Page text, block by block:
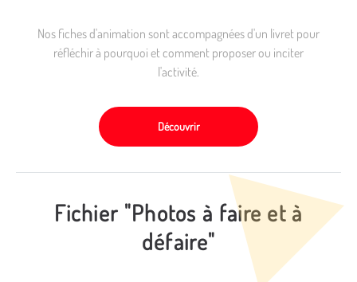
Nos fiches d'animation sont accompagnées d'un livret pour
réfléchir à pourquoi et comment proposer ou inciter
l'activité.
Découvrir
Fichier "Photos à faire et à
défaire"